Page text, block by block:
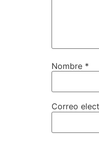
Nombre *
Correo